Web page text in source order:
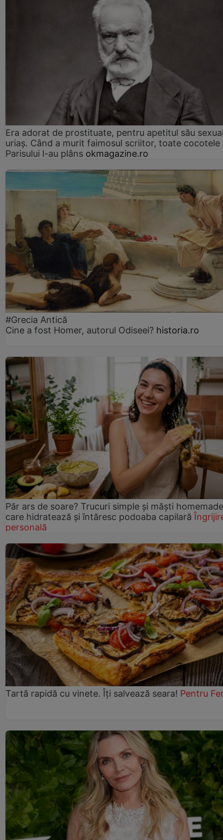
Era adorat de prostituate, pentru apetitul său
uriaș. Când a murit faimosul scriitor, toate cocotele
Parisului l-au plâns okmagazine.ro
#Grecia Antică
Cine a fost Homer, autorul Odiseei? historia.ro
Păr ars de soare? Trucuri simple și măști homemade
care hidratează și întăresc podoaba capilară
personală
Tartă rapidă cu vinete. Îți salvează seara! Pentru